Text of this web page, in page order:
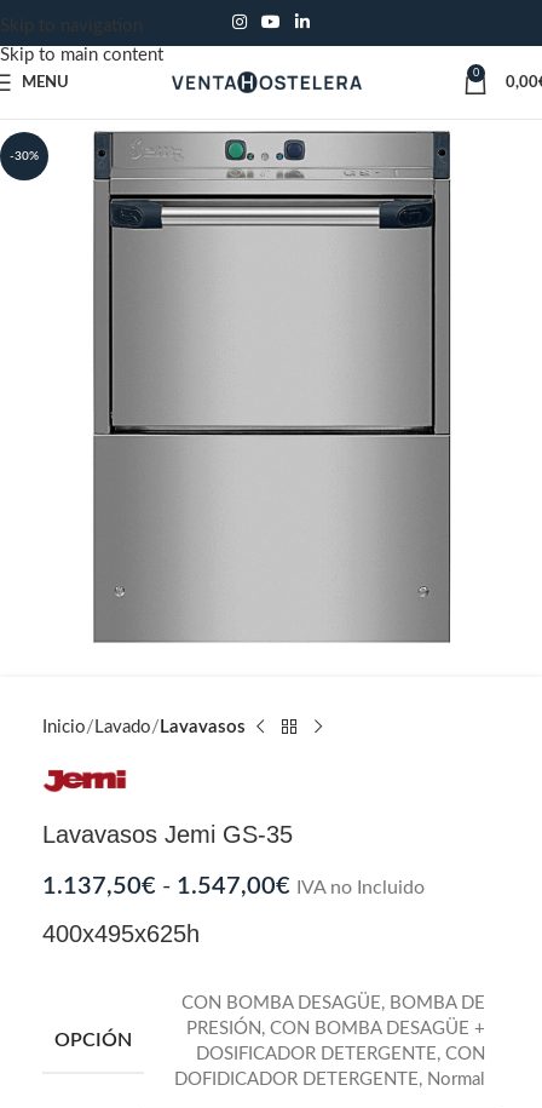
Skip to navigation
Skip to main content
MENU
0
0,00
-30%
Inicio Lavado Lavavasos
Lavavasos Jemi GS-35
1.137,50€ - 1.547,00€ IVA no Incluido
400x495x625h
OPCIÓN
CON BOMBA DESAGÜE , BOMBA DE
PRESIÓN , CON BOMBA DESAGÜE +
DOSIFICADOR DETERGENTE , CON
DOFIDICADOR DETERGENTE , Normal